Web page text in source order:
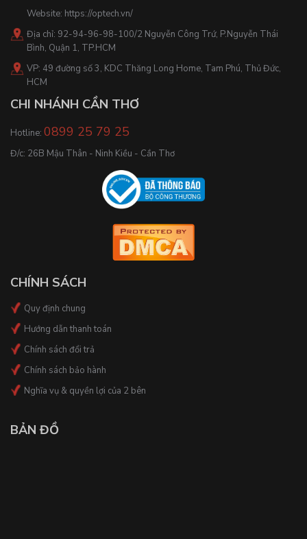
Website: https://optech.vn/
Địa chỉ: 92-94-96-98-100/2 Nguyễn Công Trứ, P.Nguyễn Thái
Bình, Quận 1, TP.HCM
VP: 49 đường số 3, KDC Thăng Long Home, Tam Phú, Thủ Đức,
HCM
CHI NHÁNH CẦN THƠ
Hotline: 0899 25 79 25
Đ/c: 26B Mậu Thân - Ninh Kiều - Cần Thơ
CHÍNH SÁCH
Quy định chung
Hướng dẫn thanh toán
Chính sách đổi trả
Chính sách bảo hành
Nghĩa vụ & quyền lợi của 2 bên
BẢN ĐỒ